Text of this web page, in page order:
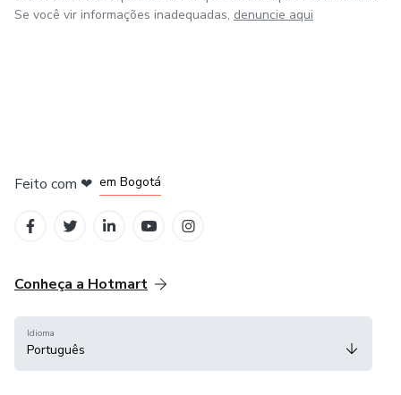
Se você vir informações inadequadas, denuncie aqui
Feito com ❤ em Bogotá
Conheça a Hotmart
Idioma
Português